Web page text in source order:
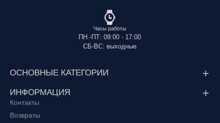
Пищевые
добавки
Сырье для хлебзаводов
и пекарен
дезинфекции
Аминокислоты
Ветеринарные и
фармацевтические
субстанции
Часы работы
ПН.-ПТ: 09:00 - 17:00
СБ-ВС: выходные
ОСНОВНЫЕ КАТЕГОРИИ
ИНФОРМАЦИЯ
Контакты
Возвраты